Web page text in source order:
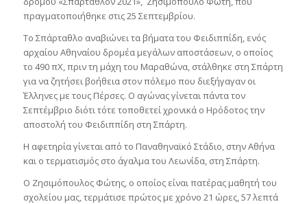
πραγματοποιήθηκε στις 25 Σεπτεμβρίου.
Το Σπάρταθλο αναβιώνει τα βήματα του Φειδιππίδη, ενός
αρχαίου Αθηναίου δρομέα μεγάλων αποστάσεων, ο οποίος
το 490 πΧ, πριν τη μάχη του Μαραθώνα, στάλθηκε στη Σπάρτη
για να ζητήσει βοήθεια στον πόλεμο που διεξήγαγαν οι
Έλληνες με τους Πέρσες. Ο αγώνας γίνεται πάντα τον
Σεπτέμβριο διότι τότε τοποθετεί χρονικά ο Ηρόδοτος την
αποστολή του Φειδιππίδη στη Σπάρτη.
Η αφετηρία γίνεται από το Παναθηναϊκό Στάδιο, στην Αθήνα
και ο τερματισμός στο άγαλμα του Λεωνίδα, στη Σπάρτη.
Ο Ζησιμόπουλος Φώτης, ο οποίος είναι πατέρας μαθητή του
σχολείου μας, τερμάτισε πρώτος με χρόνο 21 ώρες, 57 λεπτά